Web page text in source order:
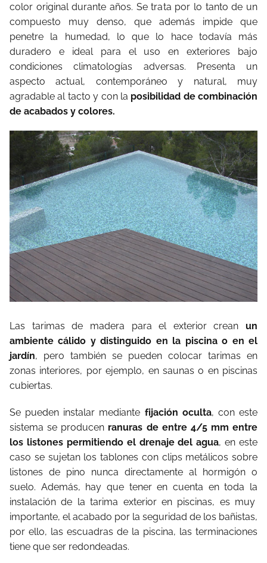
color original durante años. Se trata por lo tanto de un
compuesto muy denso, que además impide que
penetre la humedad, lo que lo hace todavía más
duradero e ideal para el uso en exteriores bajo
condiciones climatologías adversas. Presenta un
aspecto actual, contemporáneo y natural, muy
agradable al tacto y con la posibilidad de combinación
de acabados y colores.
Las tarimas de madera para el exterior crean un
ambiente cálido y distinguido en la piscina o en el
jardín, pero también se pueden colocar tarimas en
zonas interiores, por ejemplo, en saunas o en piscinas
cubiertas.
Se pueden instalar mediante fijación oculta, con este
sistema se producen ranuras de entre 4/5 mm entre
los listones permitiendo el drenaje del agua, en este
caso se sujetan los tablones con clips metálicos sobre
listones de pino nunca directamente al hormigón o
suelo. Además, hay que tener en cuenta en toda la
instalación de la tarima exterior en piscinas, es muy
importante, el acabado por la seguridad de los bañistas,
por ello, las escuadras de la piscina, las terminaciones
tiene que ser redondeadas.